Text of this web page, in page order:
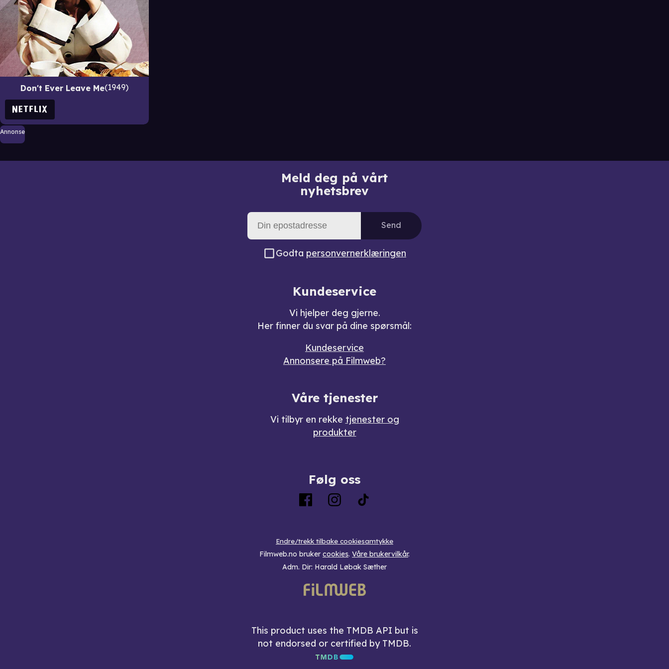
Don't Ever Leave Me 1949
Annonse
Meld deg på vårt
nyhetsbrev
Send
Godta personvernerklæringen
Kundeservice
Vi hjelper deg gjerne.
Her finner du svar på dine spørsmål:
Kundeservice
Annonsere på Filmweb?
Våre tjenester
Vi tilbyr en rekke tjenester og
produkter
Følg oss
Endre/trekk tilbake cookiesamtykke
Filmweb.no bruker cookies. Våre brukervilkår.
Adm. Dir: Harald Løbak Sæther
This product uses the TMDB API but is
not endorsed or certified by TMDB.